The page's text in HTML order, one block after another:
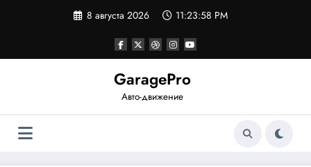
8 августа 2026 11:23:59 PM
GaragePro
Авто-движение